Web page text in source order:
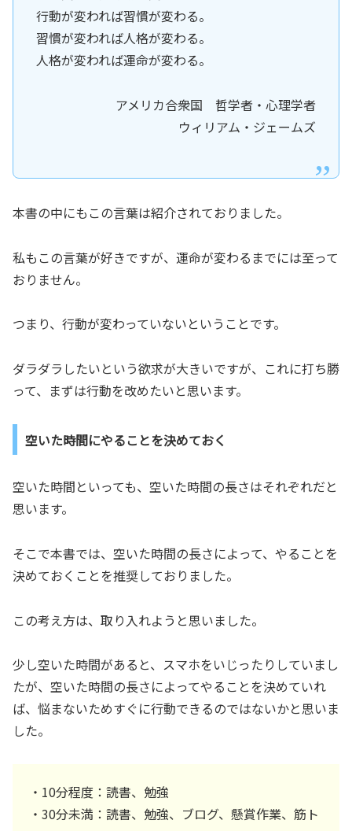
行動が変われば習慣が変わる。
習慣が変われば人格が変わる。
人格が変われば運命が変わる。
アメリカ合衆国 哲学者・心理学者
ウィリアム・ジェームズ
本書の中にもこの言葉は紹介されておりました。
私もこの言葉が好きですが、運命が変わるまでには至って
おりません。
つまり、行動が変わっていないということです。
ダラダラしたいという欲求が大きいですが、これに打ち勝
って、まずは行動を改めたいと思います。
空いた時間にやることを決めておく
空いた時間といっても、空いた時間の長さはそれぞれだと
思います。
そこで本書では、空いた時間の長さによって、やることを
決めておくことを推奨しておりました。
この考え方は、取り入れようと思いました。
少し空いた時間があると、スマホをいじったりしていまし
たが、空いた時間の長さによってやることを決めていれ
ば、悩まないためすぐに行動できるのではないかと思いま
した。
・10分程度：読書、勉強
・30分未満：読書、勉強、ブログ、懸賞作業、筋ト